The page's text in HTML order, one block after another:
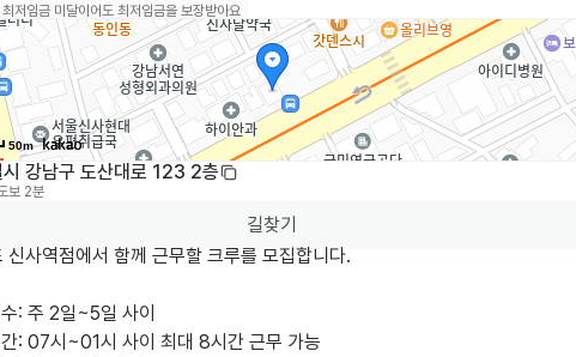
저임금 미달이어도 최저임금을 보장받아요
50m
시 강남구 도산대로 123 2층
보 2분
길찾기
신사역점에서 함께 근무할 크루를 모집합니다.
: 주 2일~5일 사이
: 07시~01시 사이 최대 8시간 근무 가능